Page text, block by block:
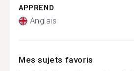
APPREND
Anglais
Mes sujets favoris